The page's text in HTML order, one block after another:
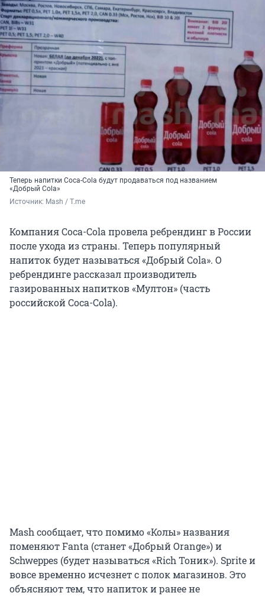
Теперь напитки Coca-Cola будут продаваться под названием
«Добрый Cola»
Источник: Mash / T.me
Компания Coca-Cola провела ребрендинг в России
после ухода из страны. Теперь популярный
напиток будет называться «Добрый Cola». О
ребрендинге рассказал производитель
газированных напитков «Мултон» (часть
российской Coca-Cola).
Mash сообщает, что помимо «Колы» названия
поменяют Fanta (станет «Добрый Orange») и
Schweppes (будет называться «Rich Тоник»). Sprite и
вовсе временно исчезнет с полок магазинов. Это
объясняют тем, что напиток и ранее не